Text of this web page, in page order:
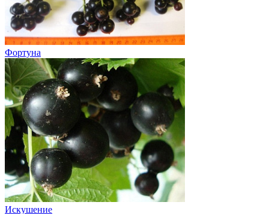
Фортуна
Искушение